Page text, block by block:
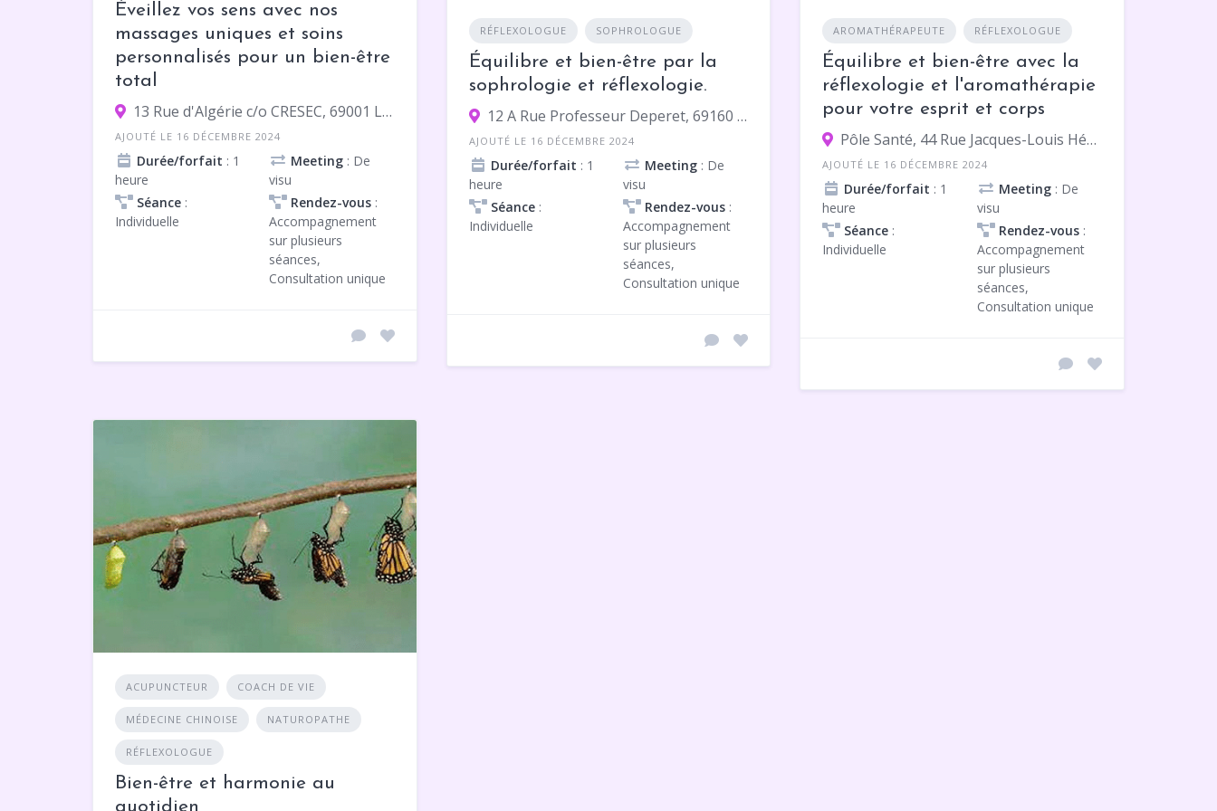
Éveillez vos sens avec nos
massages uniques et soins
personnalisés pour un bien-être
total
13 Rue d'Algérie c/o CRESEC, 69001 Lyon
AJOUTÉ LE 16 DÉCEMBRE 2024
Durée/forfait : 1
heure
Meeting : De
visu
Séance :
Individuelle
Rendez-vous :
Accompagnement
sur plusieurs
séances,
Consultation unique
RÉFLEXOLOGUE SOPHROLOGUE
Équilibre et bien-être par la
sophrologie et réflexologie.
12 A Rue Professeur Deperet, 69160 Tassin-la-Demi-Lune
AJOUTÉ LE 16 DÉCEMBRE 2024
Durée/forfait : 1
heure
Meeting: De
visu
Séance:
Individuelle
Rendez-vous:
Accompagnement
sur plusieurs
séances,
Consultation unique
AROMATHÉRAPEUTE RÉFLEXOLOGUE
Équilibre et bien-être avec la
réflexologie et l'aromathérapie
pour votre esprit et corps
Pôle Santé, 44 Rue Jacques-Louis Hénon, 69004 Lyon
AJOUTÉ LE 16 DÉCEMBRE 2024
Durée/forfait : 1
heure
Meeting: De
visu
Séance :
Individuelle
Rendez-vous:
Accompagnement
sur plusieurs
séances,
Consultation unique
ACUPUNCTEUR COACH DE VIE
MÉDECINE CHINOISE NATUROPATHE
RÉFLEXOLOGUE
Bien-être et harmonie au
quotidien